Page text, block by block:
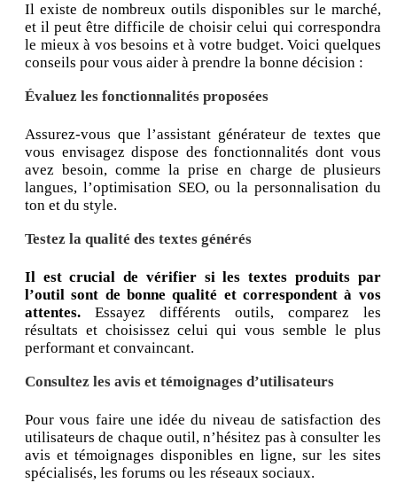
Il existe de nombreux outils disponibles sur le marché,
et il peut être difficile de choisir celui qui correspondra
le mieux à vos besoins et à votre budget. Voici quelques
conseils pour vous aider à prendre la bonne décision :
Évaluez les fonctionnalités proposées
Assurez-vous que l’assistant générateur de textes que
vous envisagez dispose des fonctionnalités dont vous
avez besoin, comme la prise en charge de plusieurs
langues, l’optimisation SEO, ou la personnalisation du
ton et du style.
Testez la qualité des textes générés
Il est crucial de vérifier si les textes produits par
l’outil sont de bonne qualité et correspondent à vos
attentes. Essayez différents outils, comparez les
résultats et choisissez celui qui vous semble le plus
performant et convaincant.
Consultez les avis et témoignages d’utilisateurs
Pour vous faire une idée du niveau de satisfaction des
utilisateurs de chaque outil, n’hésitez pas à consulter les
avis et témoignages disponibles en ligne, sur les sites
spécialisés, les forums ou les réseaux sociaux.